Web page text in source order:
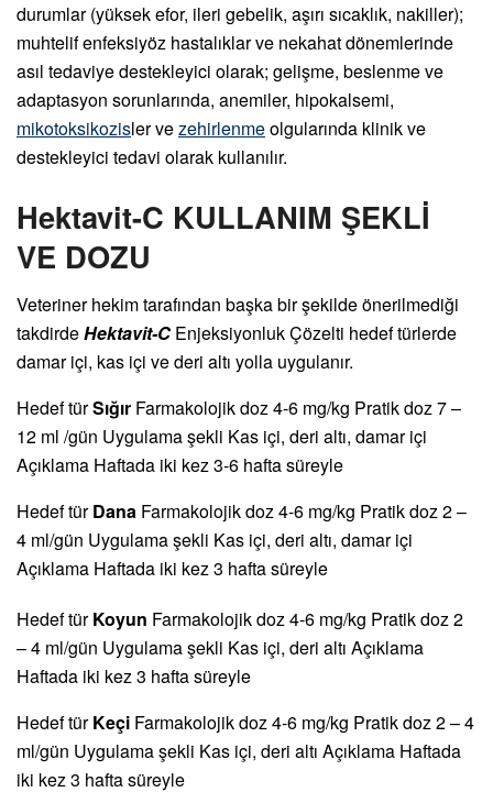
durumlar (yüksek efor, ileri gebelik, aşırı sıcaklık, nakiller);
muhtelif enfeksiyöz hastalıklar ve nekahat dönemlerinde
asıl tedaviye destekleyici olarak; gelişme, beslenme ve
adaptasyon sorunlarında, anemiler, hipokalsemi,
mikotoksikozisler vezehirlenmeolgularında klinik ve
destekleyici tedavi olarak kullanılır.
Hektavit-C KULLANIM ŞEKLİ
VE DOZU
Veteriner hekim tarafından başka bir şekilde önerilmediği
takdirdeHektavit-C Enjeksiyonluk Çözelti hedef türlerde
damar içi, kas içi ve deri altı yolla uygulanır.
Hedef türSığır Farmakolojik doz 4-6 mg/kg Pratik doz 7 –
12 ml /gün Uygulama şekli Kas içi, deri altı, damar içi
Açıklama Haftada iki kez 3-6 hafta süreyle
Hedef türDana Farmakolojik doz 4-6 mg/kg Pratik doz 2 –
4 ml/gün Uygulama şekli Kas içi, deri altı, damar içi
Açıklama Haftada iki kez 3 hafta süreyle
Hedef türKoyun Farmakolojik doz 4-6 mg/kg Pratik doz 2
– 4 ml/gün Uygulama şekli Kas içi, deri altı Açıklama
Haftada iki kez 3 hafta süreyle
Hedef türKeçi Farmakolojik doz 4-6 mg/kg Pratik doz 2 – 4
ml/gün Uygulama şekli Kas içi, deri altı Açıklama Haftada
iki kez 3 hafta süreyle